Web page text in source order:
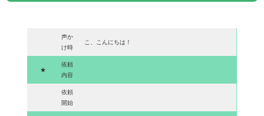
声か
け時
こ、こんにちは！
★
依頼
内容
依頼
開始